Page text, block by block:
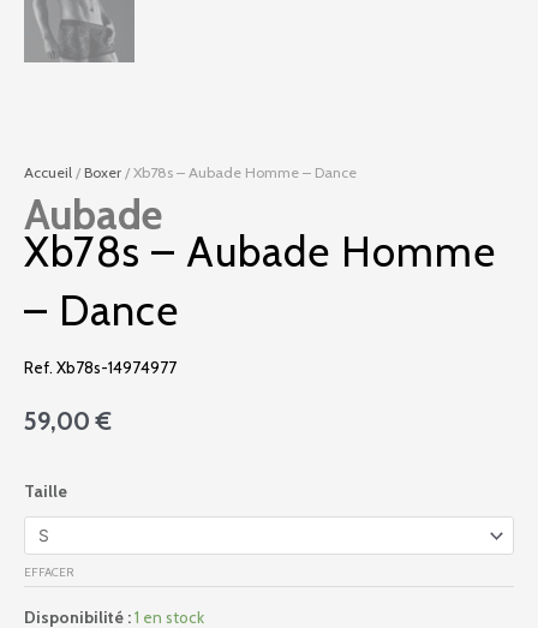
Accueil / Boxer / Xb78s – Aubade Homme – Dance
Aubade
Xb78s – Aubade Homme
– Dance
Ref. Xb78s-14974977
59,00€
Taille
EFFACER
Disponibilité :1 en stock
de
Xb78s
-
Aubade
Homme